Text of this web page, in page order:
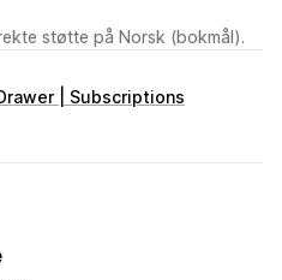
støtte på Norsk (bokmål).
| Subscriptions